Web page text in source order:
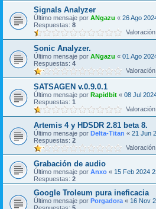
Signals Analyzer
Último mensaje por ANgazu « 26 Ago
Respuestas: 8
Sonic Analyzer.
Último mensaje por ANgazu « 01 Ago
Respuestas: 4
SATSAGEN v.0.9.0.1
Último mensaje por Rapidbit « 08 Jul
Respuestas: 1
Artemis 4 y HDSDR 2.81 beta 8.
Último mensaje por Delta-Titan « 21 Jun
Respuestas: 2
Grabación de audio
Último mensaje por Anxo « 15 Feb 2024
Respuestas: 2
Google Troleum pura ineficacia
Último mensaje por Porgadora « 16 Nov